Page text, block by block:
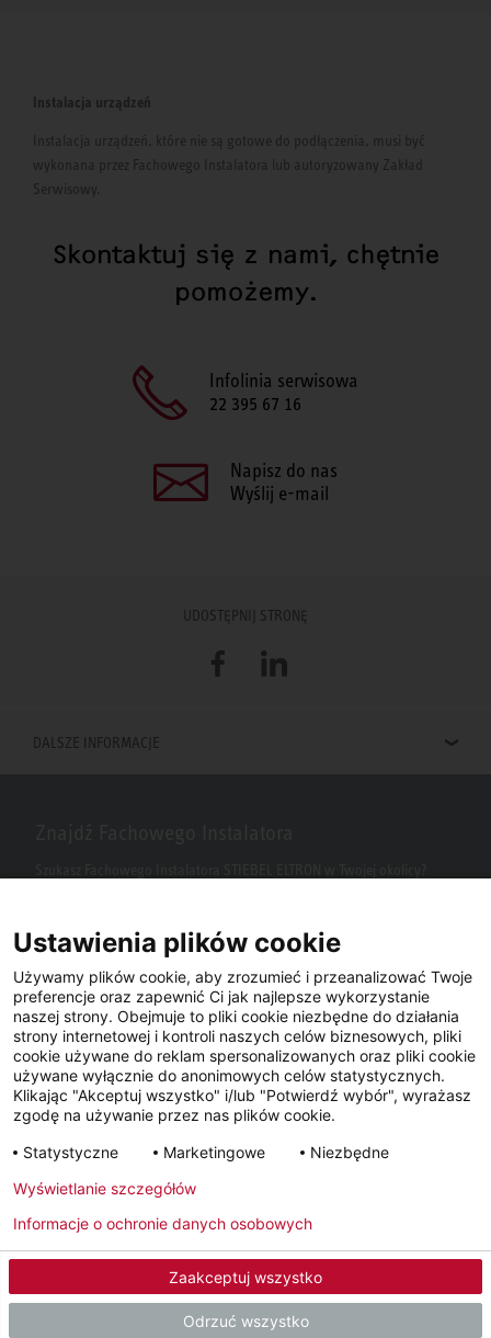
Instalacja urządzeń
Instalacja urządzeń, które nie są gotowe do podłączenia, musi być
wykonana przez Fachowego Instalatora lub autoryzowany Zakład
Serwisowy.
Skontaktuj się z nami, chętnie
pomożemy.
Infolinia serwisowa
22 395 67 16
Napisz do nas
Wyślij e-mail
UDOSTĘPNIJ STRONĘ
FacebookLinkedIn
DALSZE INFORMACJE
Metryka Polityka prywatności Newsletter
Facebook YouTube LinkedIn
Instagram
© 2026 - STIEBEL ELTRON GmbH & Co. KG (DE)
Ustawienia plików cookie
Używamy plików cookie, aby zrozumieć i przeanalizować Twoje
preferencje oraz zapewnić Ci jak najlepsze wykorzystanie
naszej strony. Obejmuje to pliki cookie niezbędne do działania
strony internetowej i kontroli naszych celów biznesowych, pliki
cookie używane do reklam spersonalizowanych oraz pliki cookie
używane wyłącznie do anonimowych celów statystycznych.
Klikając "Akceptuj wszystko" i/lub "Potwierdź wybór", wyrażasz
zgodę na używanie przez nas plików cookie.
Statystyczne
Marketingowe Niezbędne
Zaakceptuj wszystko
Odrzuć wszystko
Wyświetlanie szczegółów
Informacje o ochronie danych osobowych